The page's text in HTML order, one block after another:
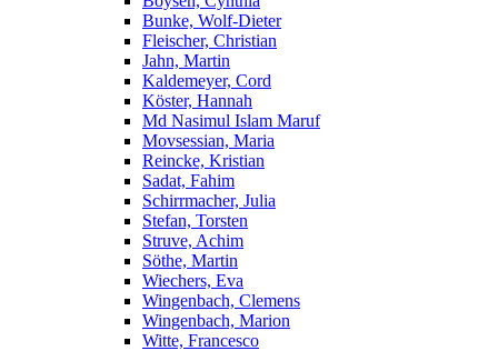
Bunke, Wolf-Dieter
Fleischer, Christian
Jahn, Martin
Kaldemeyer, Cord
Köster, Hannah
Md Nasimul Islam Maruf
Movsessian, Maria
Reincke, Kristian
Sadat, Fahim
Schirrmacher, Julia
Stefan, Torsten
Struve, Achim
Söthe, Martin
Wiechers, Eva
Wingenbach, Clemens
Wingenbach, Marion
Witte, Francesco